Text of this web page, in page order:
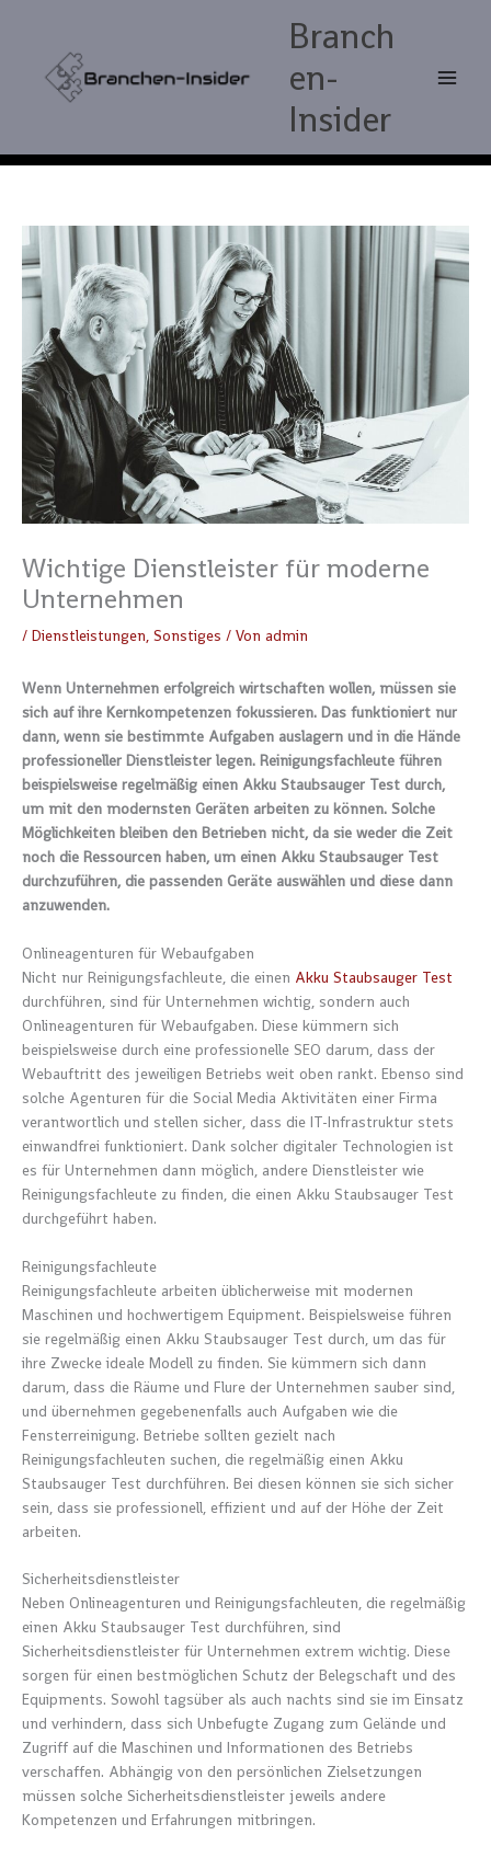
Branch
en-
Insider
Wichtige Dienstleister für moderne
Unternehmen
/ Dienstleistungen, Sonstiges / Von admin
Wenn Unternehmen erfolgreich wirtschaften wollen, müssen sie
sich auf ihre Kernkompetenzen fokussieren. Das funktioniert nur
dann, wenn sie bestimmte Aufgaben auslagern und in die Hände
professioneller Dienstleister legen. Reinigungsfachleute führen
beispielsweise regelmäßig einen Akku Staubsauger Test durch,
um mit den modernsten Geräten arbeiten zu können. Solche
Möglichkeiten bleiben den Betrieben nicht, da sie weder die Zeit
noch die Ressourcen haben, um einen Akku Staubsauger Test
durchzuführen, die passenden Geräte auswählen und diese dann
anzuwenden.
Onlineagenturen für Webaufgaben
Nicht nur Reinigungsfachleute, die einen Akku Staubsauger Test
durchführen, sind für Unternehmen wichtig, sondern auch
Onlineagenturen für Webaufgaben. Diese kümmern sich
beispielsweise durch eine professionelle SEO darum, dass der
Webauftritt des jeweiligen Betriebs weit oben rankt. Ebenso sind
solche Agenturen für die Social Media Aktivitäten einer Firma
verantwortlich und stellen sicher, dass die IT-Infrastruktur stets
einwandfrei funktioniert. Dank solcher digitaler Technologien ist
es für Unternehmen dann möglich, andere Dienstleister wie
Reinigungsfachleute zu finden, die einen Akku Staubsauger Test
durchgeführt haben.
Reinigungsfachleute
Reinigungsfachleute arbeiten üblicherweise mit modernen
Maschinen und hochwertigem Equipment. Beispielsweise führen
sie regelmäßig einen Akku Staubsauger Test durch, um das für
ihre Zwecke ideale Modell zu finden. Sie kümmern sich dann
darum, dass die Räume und Flure der Unternehmen sauber sind,
und übernehmen gegebenenfalls auch Aufgaben wie die
Fensterreinigung. Betriebe sollten gezielt nach
Reinigungsfachleuten suchen, die regelmäßig einen Akku
Staubsauger Test durchführen. Bei diesen können sie sich sicher
sein, dass sie professionell, effizient und auf der Höhe der Zeit
arbeiten.
Sicherheitsdienstleister
Neben Onlineagenturen und Reinigungsfachleuten, die regelmäßig
einen Akku Staubsauger Test durchführen, sind
Sicherheitsdienstleister für Unternehmen extrem wichtig. Diese
sorgen für einen bestmöglichen Schutz der Belegschaft und des
Equipments. Sowohl tagsüber als auch nachts sind sie im Einsatz
und verhindern, dass sich Unbefugte Zugang zum Gelände und
Zugriff auf die Maschinen und Informationen des Betriebs
verschaffen. Abhängig von den persönlichen Zielsetzungen
müssen solche Sicherheitsdienstleister jeweils andere
Kompetenzen und Erfahrungen mitbringen.